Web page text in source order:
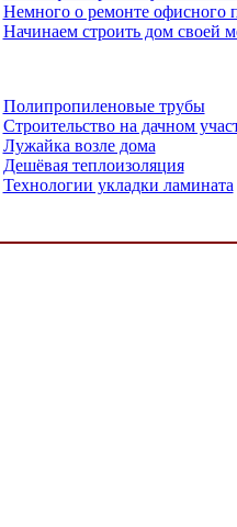
Немного о ремонте офисного
Начинаем строить дом своей
Полипропиленовые трубы
Строительство на дачном
Лужайка возле дома
Дешёвая теплоизоляция
Технологии укладки ламината